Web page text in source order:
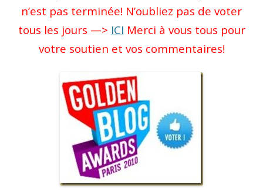
n’est pas terminée! N’oubliez pas de voter
tous les jours —> ICI Merci à vous tous pour
votre soutien et vos commentaires!